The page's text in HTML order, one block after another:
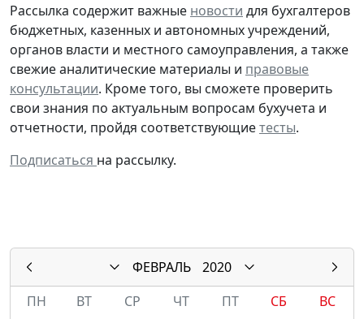
Рассылка содержит важные новости для бухгалтеров
бюджетных, казенных и автономных учреждений,
органов власти и местного самоуправления, а также
свежие аналитические материалы и правовые
консультации. Кроме того, вы сможете проверить
свои знания по актуальным вопросам бухучета и
отчетности, пройдя соответствующиетесты.
Подписаться на рассылку.
ФЕВРАЛЬ
2020
ПН
ВТ СР ЧТ ПТ СБ
ВС